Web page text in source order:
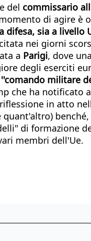
del commissario
di agire è
sia a livello
nei giorni
a Parigi, dove
degli eserciti
militare
che ha
in atto
di formazione
membri dell'Ue.